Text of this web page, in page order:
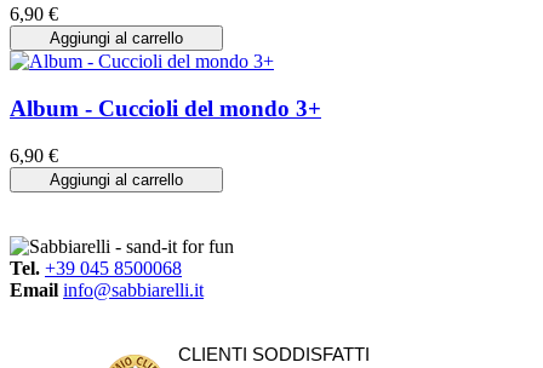
6,90 €
Aggiungi al carrello
Album - Cuccioli del mondo 3+
6,90 €
Aggiungi al carrello
Tel. +39 045 8500068
Email info@sabbiarelli.it
CLIENTI SODDISFATTI